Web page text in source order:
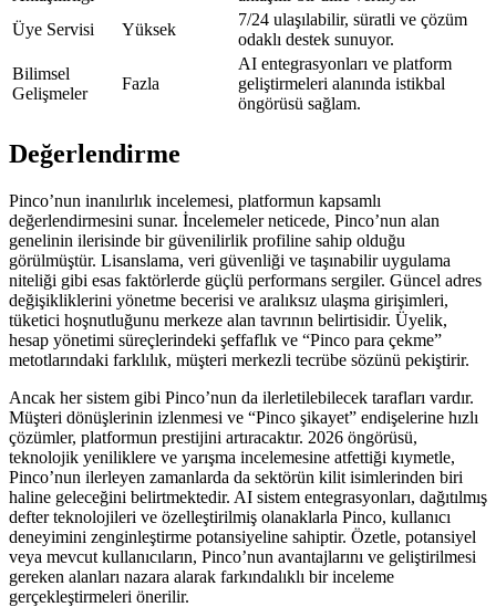
Üye Servisi
Yüksek
7/24 ulaşılabilir, süratli ve çözüm
odaklı destek sunuyor.
Bilimsel
Gelişmeler
Fazla
AI entegrasyonları ve platform
geliştirmeleri alanında istikbal
öngörüsü sağlam.
Değerlendirme
Pinco’nun inanılırlık incelemesi, platformun kapsamlı
değerlendirmesini sunar. İncelemeler neticede, Pinco’nun alan
genelinin ilerisinde bir güvenilirlik profiline sahip olduğu
görülmüştür. Lisanslama, veri güvenliği ve taşınabilir uygulama
niteliği gibi esas faktörlerde güçlü performans sergiler. Güncel adres
değişikliklerini yönetme becerisi ve aralıksız ulaşma girişimleri,
tüketici hoşnutluğunu merkeze alan tavrının belirtisidir. Üyelik,
hesap yönetimi süreçlerindeki şeffaflık ve “Pinco para çekme”
metotlarındaki farklılık, müşteri merkezli tecrübe sözünü pekiştirir.
Ancak her sistem gibi Pinco’nun da ilerletilebilecek tarafları vardır.
Müşteri dönüşlerinin izlenmesi ve “Pinco şikayet” endişelerine hızlı
çözümler, platformun prestijini artıracaktır. 2026 öngörüsü,
teknolojik yeniliklere ve yarışma incelemesine atfettiği kıymetle,
Pinco’nun ilerleyen zamanlarda da sektörün kilit isimlerinden biri
haline geleceğini belirtmektedir. AI sistem entegrasyonları, dağıtılmış
defter teknolojileri ve özelleştirilmiş olanaklarla Pinco, kullanıcı
deneyimini zenginleştirme potansiyeline sahiptir. Özetle, potansiyel
veya mevcut kullanıcıların, Pinco’nun avantajlarını ve geliştirilmesi
gereken alanları nazara alarak farkındalıklı bir inceleme
gerçekleştirmeleri önerilir.